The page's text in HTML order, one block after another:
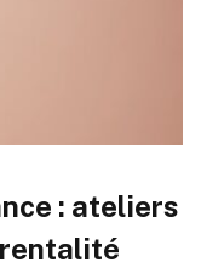
: ateliers